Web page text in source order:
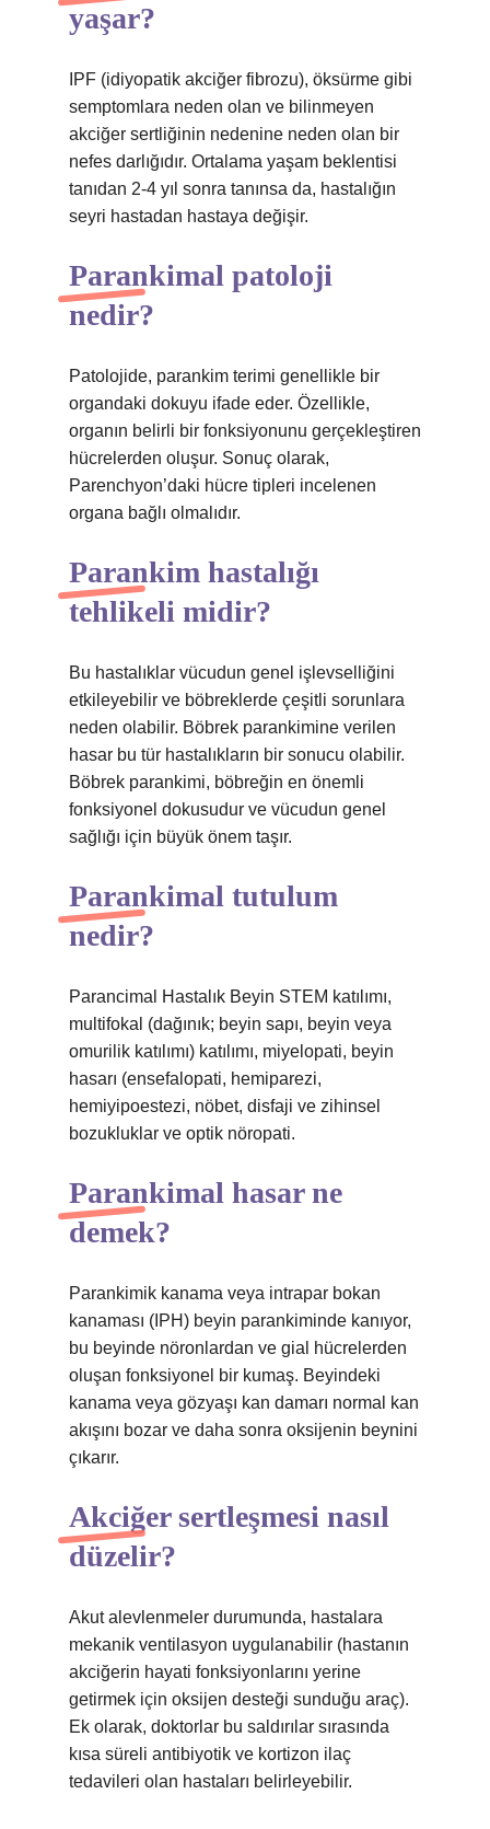
yaşar?
IPF (idiyopatik akciğer fibrozu), öksürme gibi
semptomlara neden olan ve bilinmeyen
akciğer sertliğinin nedenine neden olan bir
nefes darlığıdır. Ortalama yaşam beklentisi
tanıdan 2-4 yıl sonra tanınsa da, hastalığın
seyri hastadan hastaya değişir.
Parankimal patoloji
nedir?
Patolojide, parankim terimi genellikle bir
organdaki dokuyu ifade eder. Özellikle,
organın belirli bir fonksiyonunu gerçekleştiren
hücrelerden oluşur. Sonuç olarak,
Parenchyon’daki hücre tipleri incelenen
organa bağlı olmalıdır.
Parankim hastalığı
tehlikeli midir?
Bu hastalıklar vücudun genel işlevselliğini
etkileyebilir ve böbreklerde çeşitli sorunlara
neden olabilir. Böbrek parankimine verilen
hasar bu tür hastalıkların bir sonucu olabilir.
Böbrek parankimi, böbreğin en önemli
fonksiyonel dokusudur ve vücudun genel
sağlığı için büyük önem taşır.
Parankimal tutulum
nedir?
Parancimal Hastalık Beyin STEM katılımı,
multifokal (dağınık; beyin sapı, beyin veya
omurilik katılımı) katılımı, miyelopati, beyin
hasarı (ensefalopati, hemiparezi,
hemiyipoestezi, nöbet, disfaji ve zihinsel
bozukluklar ve optik nöropati.
Parankimal hasar ne
demek?
Parankimik kanama veya intrapar bokan
kanaması (IPH) beyin parankiminde kanıyor,
bu beyinde nöronlardan ve gial hücrelerden
oluşan fonksiyonel bir kumaş. Beyindeki
kanama veya gözyaşı kan damarı normal kan
akışını bozar ve daha sonra oksijenin beynini
çıkarır.
Akciğer sertleşmesi nasıl
düzelir?
Akut alevlenmeler durumunda, hastalara
mekanik ventilasyon uygulanabilir (hastanın
akciğerin hayati fonksiyonlarını yerine
getirmek için oksijen desteği sunduğu araç).
Ek olarak, doktorlar bu saldırılar sırasında
kısa süreli antibiyotik ve kortizon ilaç
tedavileri olan hastaları belirleyebilir.